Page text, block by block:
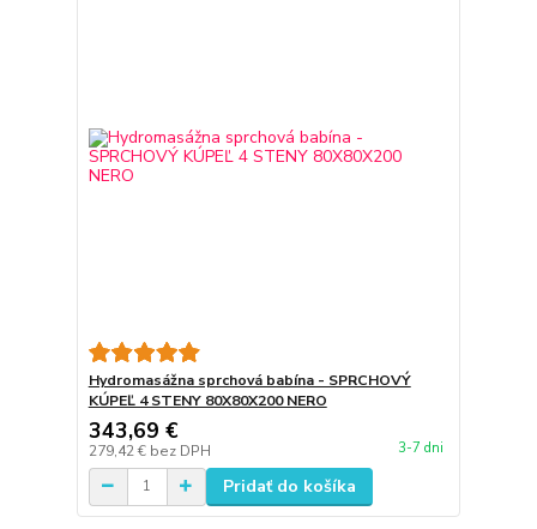
Hydromasážna sprchová babína - SPRCHOVÝ
KÚPEĽ 4 STENY 80X80X200 NERO
343,69 €
279,42 € bez DPH 3-7 dni
Pridať do košíka